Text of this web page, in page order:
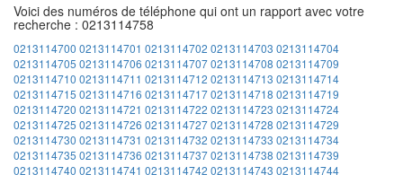
Voici des numéros de téléphone qui ont un rapport avec votre
recherche : 0213114758
0213114700 0213114701 0213114702 0213114703 0213114704
0213114705 0213114706 02131147070213114708 0213114709
0213114710 0213114711 0213114712 0213114713 0213114714
0213114715 0213114716 02131147170213114718 0213114719
0213114720 0213114721 0213114722 0213114723 0213114724
0213114725 0213114726 02131147270213114728 0213114729
0213114730 0213114731 0213114732 0213114733 0213114734
0213114735 0213114736 02131147370213114738 0213114739
0213114740 0213114741 0213114742 0213114743 0213114744